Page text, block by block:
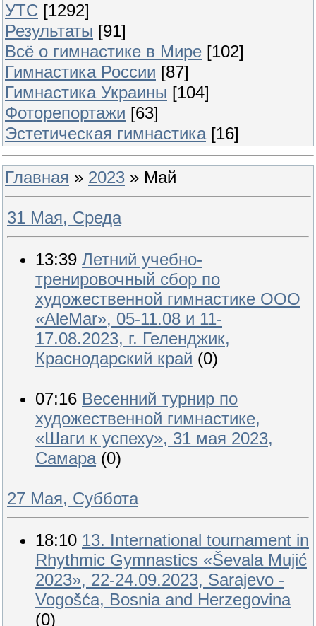
УТС [1292]
Результаты [91]
Всё о гимнастике в Мире [102]
Гимнастика России [87]
Гимнастика Украины [104]
Фоторепортажи [63]
Эстетическая гимнастика [16]
Главная » 2023 » Май
31 Мая, Среда
13:39 Летний учебно-
тренировочный сбор по
художественной гимнастике ООО
«AleMar», 05-11.08 и 11-
17.08.2023, г. Геленджик,
Краснодарский край (0)
07:16 Весенний турнир по
художественной гимнастике,
«Шаги к успеху», 31 мая 2023,
Самара (0)
27 Мая, Суббота
18:10 13. International tournament in
Rhythmic Gymnastics «Ševala Mujić
2023», 22-24.09.2023, Sarajevo -
Vogošća, Bosnia and Herzegovina
(0)